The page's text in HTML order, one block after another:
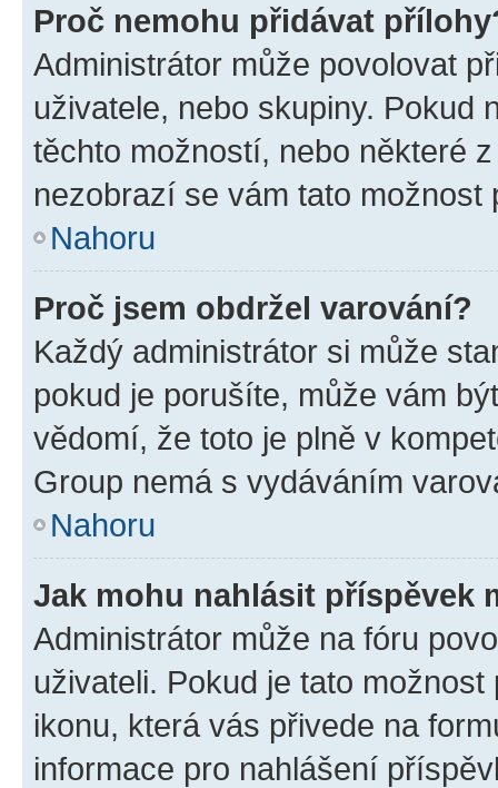
Proč nemohu přidávat
Administrátor může povolovat
uživatele, nebo skupiny. Pokud
těchto možností, nebo některé
nezobrazí se vám tato
Nahoru
Proč jsem obdržel varování?
Každý administrátor si může
pokud je porušíte, může vám
vědomí, že toto je plně v
Group nemá s vydáváním
Nahoru
Jak mohu nahlásit příspěvek
Administrátor může na fóru
uživateli. Pokud je tato
ikonu, která vás přivede na
informace pro nahlášení